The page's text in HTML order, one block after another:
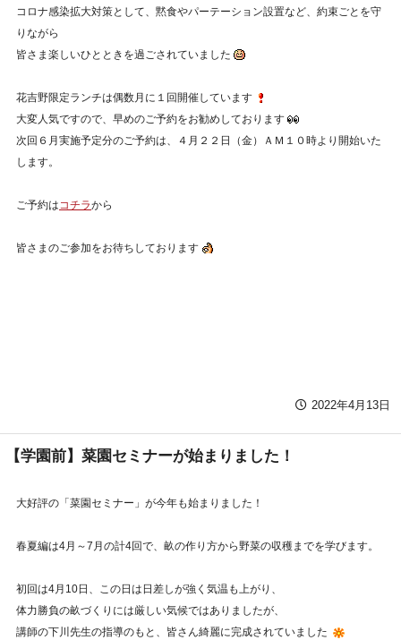
コロナ感染拡大対策として、黙食やパーテーション設置など、約束ごとを守
りながら
皆さま楽しいひとときを過ごされていました
花吉野限定ランチは偶数月に１回開催しています
大変人気ですので、早めのご予約をお勧めしております
次回６月実施予定分のご予約は、４月２２日（金）ＡＭ１０時より開始いた
します。
ご予約はコチラから
皆さまのご参加をお待ちしております
2022年4月13日
【学園前】菜園セミナーが始まりました！
大好評の「菜園セミナー」が今年も始まりました！
春夏編は4月～7月の計4回で、畝の作り方から野菜の収穫までを学びます。
初回は4月10日、この日は日差しが強く気温も上がり、
体力勝負の畝づくりには厳しい気候ではありましたが、
講師の下川先生の指導のもと、皆さん綺麗に完成されていました